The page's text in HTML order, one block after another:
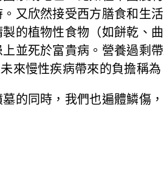
又欣然接受西方膳食和生
的植物性食物（如餅乾、
並死於富貴病。營養過剩
來慢性疾病帶來的負擔稱為
的同時，我們也遍體鱗傷，